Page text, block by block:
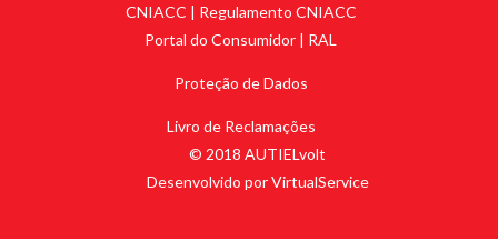
CNIACC | Regulamento CNIACC
Portal do Consumidor | RAL
Proteção de Dados
Livro de Reclamações
© 2018 AUTIELvolt
Desenvolvido por VirtualService